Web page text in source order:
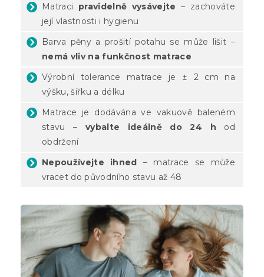
Matraci pravidelně vysávejte – zachováte
její vlastnosti i hygienu
Barva pěny a prošití potahu se může lišit –
nemá vliv na funkčnost matrace
Výrobní tolerance matrace je ± 2 cm na
výšku, šířku a délku
Matrace je dodávána ve vakuově baleném
stavu – vybalte ideálně do 24 h od
obdržení
Nepoužívejte ihned – matrace se může
vracet do původního stavu až 48